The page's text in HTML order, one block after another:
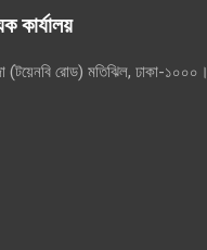
কার্যালয়
(টয়েনবি রোড) মতিঝিল, ঢাকা-১০০০।